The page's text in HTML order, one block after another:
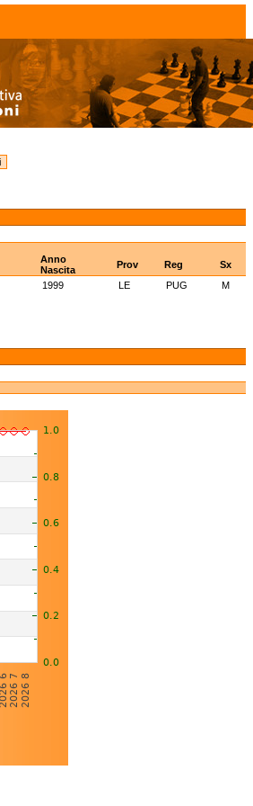
Anno
Nascita
Prov Reg
Sx
1999 LE PUG
M